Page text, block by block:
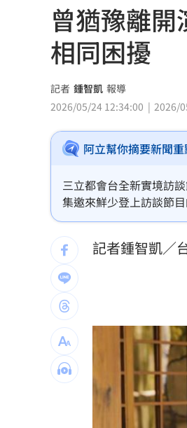
俄羅斯蝗害肆虐
慈濟採購BNT遭
蔡英文做2件事
蔣萬安危險了！
「地獄酷暑」襲
父親節真的快樂
富豪遭大義滅親
圖書館借書作
逾21萬員工受惠
台灣彩券開獎直
曾猶豫離
相同困擾
記者 鍾智凱 報導
2026/05/24 12:34:00
2026/
阿立幫你摘要新聞
三立都會台全新實境訪
集邀來鮮少登上訪談節
歷程，更透露爸爸其實
能，現場直接操槍演出
記者鍾智凱／